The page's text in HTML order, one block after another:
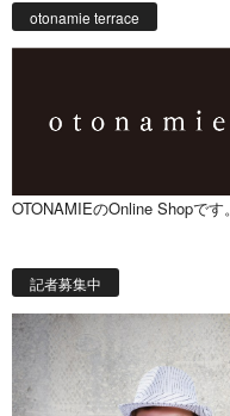
otonamie terrace
OTONAMIEのOnline Shopです。
記者募集中